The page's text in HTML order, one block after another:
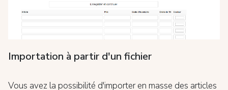
Importation à partir d'un fichier
Vous avez la possibilité d'importer en masse des articles